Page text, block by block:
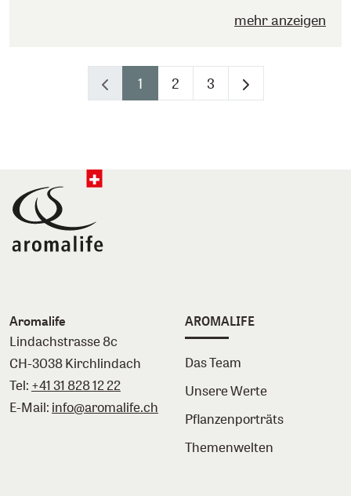
mehr anzeigen
1 2 3
Aromalife
Lindachstrasse 8c
CH-3038 Kirchlindach
Tel: +41 31 828 12 22
E-Mail: info@aromalife.ch
AROMALIFE
Das Team
Unsere Werte
Pflanzenporträts
Themenwelten